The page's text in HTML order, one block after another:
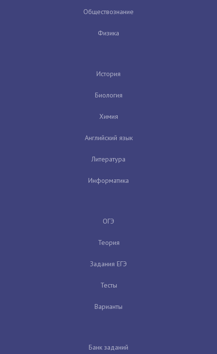
Обществознание
Физика
История
Биология
Химия
Английский язык
Литература
Информатика
ОГЭ
Теория
Задания ЕГЭ
Тесты
Варианты
Банк заданий